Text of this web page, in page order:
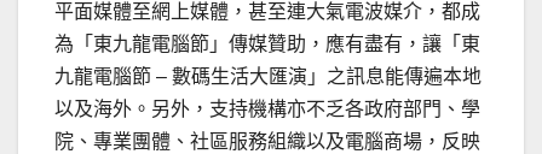
平面媒體至網上媒體，甚至連大氣電波媒介，都成
為「東九龍電腦節」傳媒贊助，應有盡有，讓「東
九龍電腦節 – 數碼生活大匯演」之訊息能傳遍本地
以及海外。另外，支持機構亦不乏各政府部門、學
院、專業團體、社區服務組織以及電腦商場，反映